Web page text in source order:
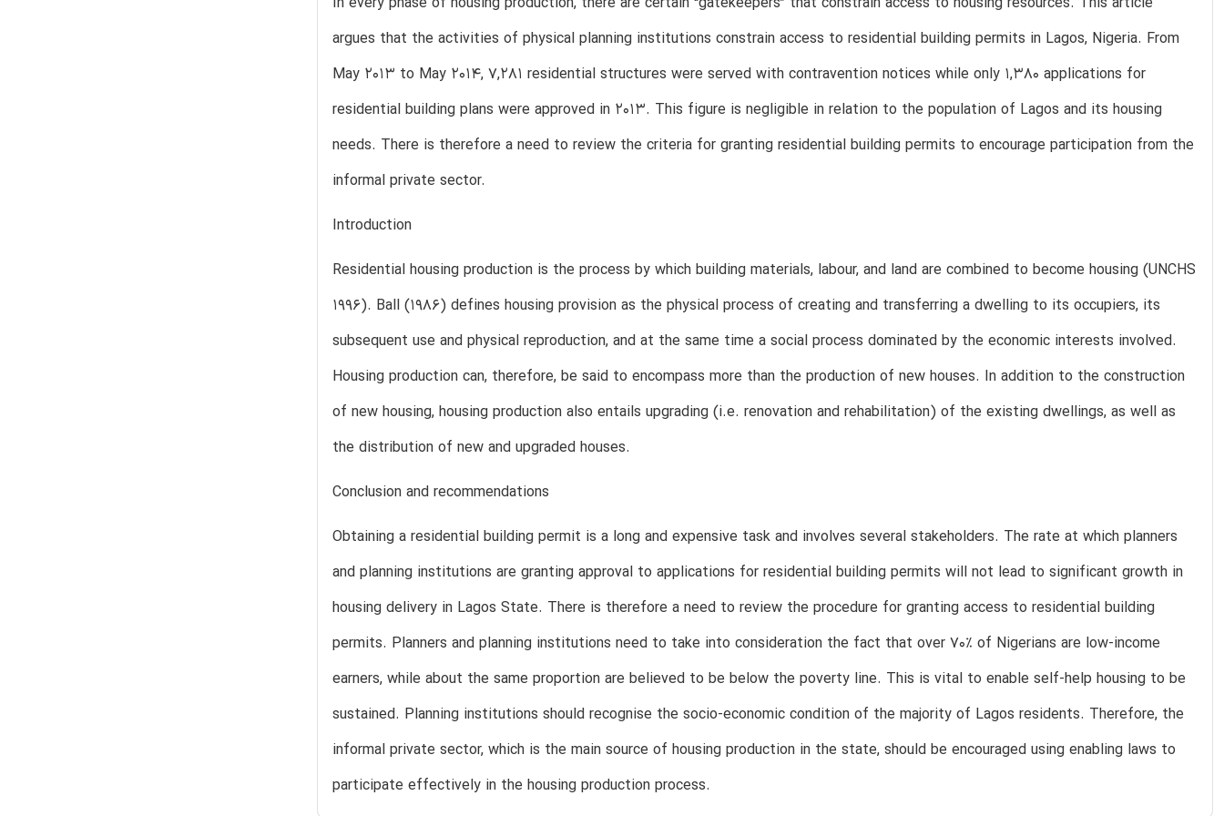
argues that the activities of physical planning institutions constrain access to residential building permits in Lagos, Nigeria. From
May 2013 to May 2014, 7,281 residential structures were served with contravention notices while only 1,380 applications for
residential building plans were approved in 2013. This figure is negligible in relation to the population of Lagos and its housing
needs. There is therefore a need to review the criteria for granting residential building permits to encourage participation from the
informal private sector.
Introduction
Residential housing production is the process by which building materials, labour, and land are combined to become housing (UNCHS
1996). Ball (1986) defines housing provision as the physical process of creating and transferring a dwelling to its occupiers, its
subsequent use and physical reproduction, and at the same time a social process dominated by the economic interests involved.
Housing production can, therefore, be said to encompass more than the production of new houses. In addition to the construction
of new housing, housing production also entails upgrading (i.e. renovation and rehabilitation) of the existing dwellings, as well as
the distribution of new and upgraded houses.
Conclusion and recommendations
Obtaining a residential building permit is a long and expensive task and involves several stakeholders. The rate at which planners
and planning institutions are granting approval to applications for residential building permits will not lead to significant growth in
housing delivery in Lagos State. There is therefore a need to review the procedure for granting access to residential building
permits. Planners and planning institutions need to take into consideration the fact that over 70% of Nigerians are low-income
earners, while about the same proportion are believed to be below the poverty line. This is vital to enable self-help housing to be
sustained. Planning institutions should recognise the socio-economic condition of the majority of Lagos residents. Therefore, the
informal private sector, which is the main source of housing production in the state, should be encouraged using enabling laws to
participate effectively in the housing production process.